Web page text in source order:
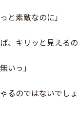
と素敵なのに」
、キリッと見えるの
いっ」
るのではないでしょ